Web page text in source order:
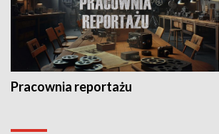
Pracownia reportażu